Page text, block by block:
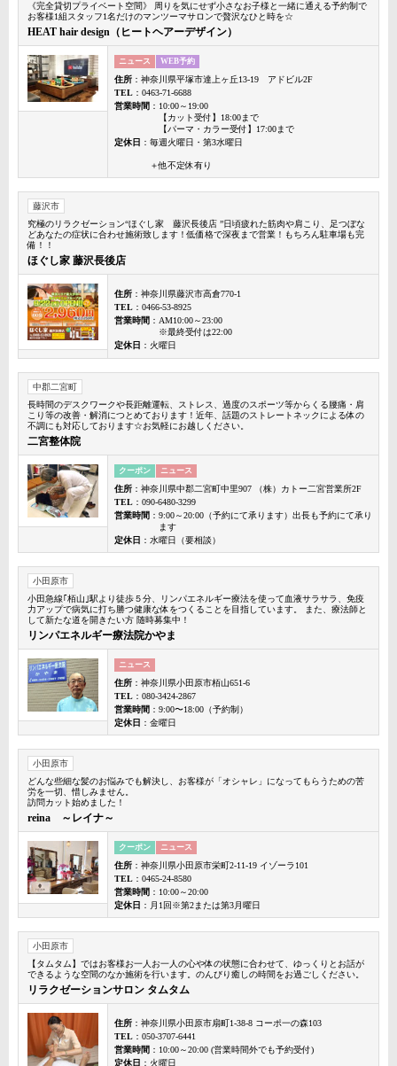
《完全貸切プライベート空間》 周りを気にせず小さなお子様と一緒に通える予約制で
お客様1組スタッフ1名だけのマンツーマサロンで贅沢なひと時を☆
HEAT hair design（ヒートヘアーデザイン）
ニュース WEB予約
住所 ：神奈川県平塚市達上ヶ丘13-19 アドビル2F
TEL ：0463-71-6688
営業時間 ：10:00～19:00
【カット受付】18:00まで
【パーマ・カラー受付】17:00まで
定休日 ：毎週火曜日・第3水曜日
＋他不定休有り
藤沢市
究極のリラクゼーション“ほぐし家 藤沢長後店 ”日頃疲れた筋肉や肩こり、足つぼな
どあなたの症状に合わせ施術致します！低価格で深夜まで営業！もちろん駐車場も完
備！！
ほぐし家 藤沢長後店
住所 ：神奈川県藤沢市高倉770-1
TEL ：0466-53-8925
営業時間 ：AM10:00～23:00
※最終受付は22:00
定休日 ：火曜日
中郡二宮町
長時間のデスクワークや長距離運転、ストレス、過度のスポーツ等からくる腰痛・肩
こり等の改善・解消につとめております！近年、話題のストレートネックによる体の
不調にも対応しております☆お気軽にお越しください。
二宮整体院
クーポン ニュース
住所 ：神奈川県中郡二宮町中里907 （株）カトー二宮営業所2F
TEL ：090-6480-3299
営業時間 ：9:00～20:00（予約にて承ります）出長も予約にて承り
ます
定休日 ：水曜日（要相談）
小田原市
小田急線｢栢山｣駅より徒歩５分、リンパエネルギー療法を使って血液サラサラ、免疫
力アップで病気に打ち勝つ健康な体をつくることを目指しています。 また、療法師と
して新たな道を開きたい方 随時募集中！
リンパエネルギー療法院かやま
ニュース
住所 ：神奈川県小田原市栢山651-6
TEL ：080-3424-2867
営業時間 ：9:00〜18:00（予約制）
定休日 ：金曜日
小田原市
どんな些細な髪のお悩みでも解決し、お客様が「オシャレ」になってもらうための苦
労を一切、惜しみません。
訪問カット始めました！
reina ～レイナ～
クーポン ニュース
住所 ：神奈川県小田原市栄町2-11-19 イゾーラ101
TEL ：0465-24-8580
営業時間 ：10:00～20:00
定休日 ：月1回※第2または第3月曜日
小田原市
【タムタム】ではお客様お一人お一人の心や体の状態に合わせて、ゆっくりとお話が
できるような空間のなか施術を行います。のんびり癒しの時間をお過ごしください。
リラクゼーションサロン タムタム
住所 ：神奈川県小田原市扇町1-38-8 コーポ一の森103
TEL ：050-3707-6441
営業時間 ：10:00～20:00 (営業時間外でも予約受付)
定休日 ：火曜日